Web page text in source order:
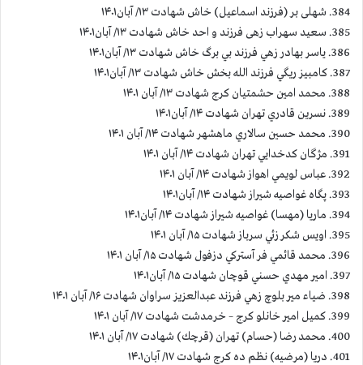
384. شهلی بر (فرزند اسماعیل) خاش شهادت ۱۳/ آبان۱۴۰۱
385. سعید سهراب زهی فرزند و احد خاش شهادت ۱۳/ آبان۱۴۰۱
386. ياسر بهادر زهي فرزند بي برگ خاش شهادت ۱۳/ آبان۱۴۰۱
387. كامبيز ريگي فرزند الله بخش خاش شهادت ۱۳/ آبان۱۴۰۱
388. محمد امين حشمتيان كرج شهادت ۱۳/ آبان ۱۴۰۱
389. نسرين قادري تهران شهادت ۱۴/ آبان۱۴۰۱
390. محمد حسين سالاري ماهشهر شهادت ۱۴/ آبان ۱۴۰۱
391. مژگان كدخدايي تهران شهادت ۱۴/ آبان ۱۴۰۱
392. عباس لويمي اهواز شهادت ۱۴/ آبان ۱۴۰۱
393. پگاه غواصيه شيراز شهادت ۱۴/ آبان۱۴۰۱
394. ماریا (مهسا) غواصيه شيراز شهادت ۱۴/ آبان۱۴۰۱
395. اویس شکر زئي سرباز شهادت ۱۵/ آبان ۱۴۰۱
396. محمد قائمي فر آستركي دزفول شهادت ۱۵/ آبان ۱۴۰۱
397. امير مهدي حسني قوچان شهادت ۱۵/ آبان۱۴۰۱
398. ضياء مير بلوچ زهي فرزند عبدالعزيز سراوان شهادت ۱۶/ آبان ۱۴۰۱
399. كميل امير خانلو كرج – خرمدشت شهادت ۱۷/ آبان ۱۴۰۱
400. محمد رضا (حسام) تهران (قرچك) شهادت ۱۷/ آبان ۱۴۰۱
401. دريا (مرضيه) نظم ده كرج شهادت ۱۷/ آبان۱۴۰۱